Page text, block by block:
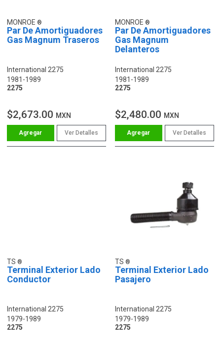
MONROE
Par De Amortiguadores
Gas Magnum Traseros
International 2275
1981-1989
2275
$2,673.00 MXN
Ver Detalles
MONROE
Par De Amortiguadores
Gas Magnum
Delanteros
International 2275
1981-1989
2275
$2,480.00 MXN
Ver Detalles
TS
Terminal Exterior Lado
Conductor
International 2275
1979-1989
2275
TS
Terminal Exterior Lado
Pasajero
International 2275
1979-1989
2275